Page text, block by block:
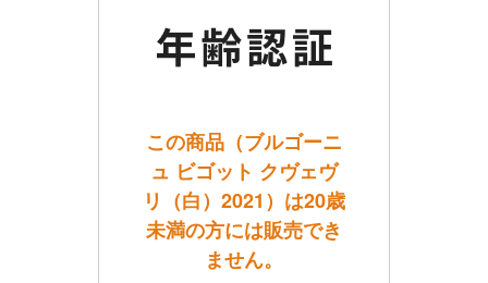
この商品（ブルゴーニ
ュ ビゴット クヴェヴ
リ（白）2021）は20歳
未満の方には販売でき
ません。